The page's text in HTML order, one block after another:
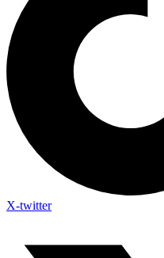
X-twitter